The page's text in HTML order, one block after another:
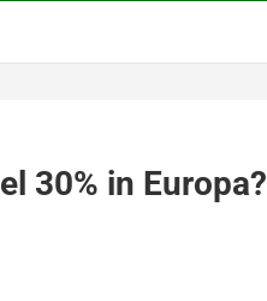
30% in Europa?